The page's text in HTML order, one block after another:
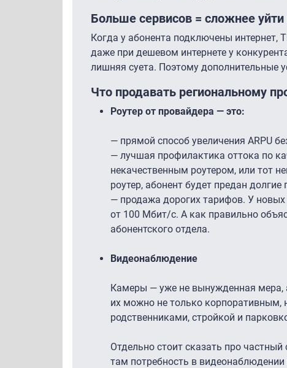
Больше сервисов = сложнее
Когда у абонента подключены интернет,
даже при дешевом интернете у
лишняя суета. Поэтому дополнительные
Что продавать региональному
Роутер от провайдера — это:
— прямой способ увеличения ARPU
— лучшая профилактика оттока по
некачественным роутером, или тот
роутер, абонент будет предан долгие
— продажа дорогих тарифов. У новых
от 100 Мбит/с. А как правильно
абонентского отдела.
Видеонаблюдение
Камеры — уже не вынужденная мера,
их можно не только
родственниками, стройкой и
Отдельно стоит сказать про
там потребность в